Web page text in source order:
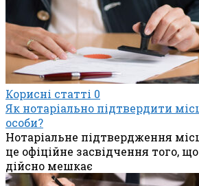
Корисні статті 0
Як нотаріально підтвердити
особи?
Нотаріальне підтвердження
це офіційне засвідчення того,
дійсно мешкає